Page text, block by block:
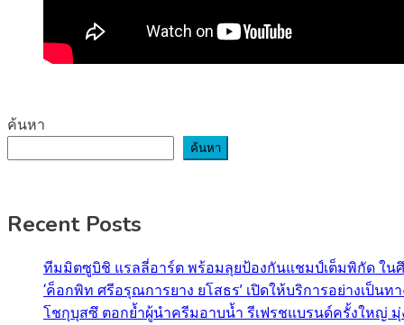
ค้นหา
ค้นหา
Recent Posts
ทีมมิตซูบิชิ แรลลี่อาร์ต พร้อมลุยป้องกันแชมป์เต็มพิกัด ใน
‘ค็อกพิท ศรีอรุณการยาง ยโสธร’ เปิดให้บริการอย่างเป็น
โชกุบุสซึ ตอกย้ำผู้นำครีมอาบน้ำ รีเฟรชแบรนด์ครั้งใหญ่ มุ่